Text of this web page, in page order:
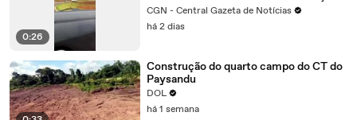
0:26
veja o vídeo
CGN - Central Gazeta de Notícias
há 2 dias
Construção do quarto campo do CT do
Paysandu
DOL
há 1 semana